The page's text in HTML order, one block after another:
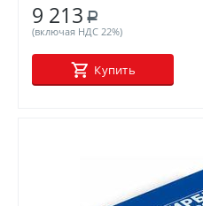
9 213 Р
(включая НДС 22%)
Купить